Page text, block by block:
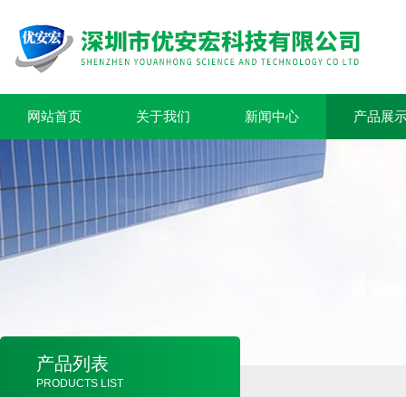
网站首页 关于我们 新闻中心 产品展
产品列表
PRODUCTS LIST